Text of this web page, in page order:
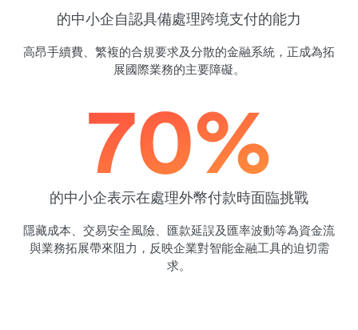
的中小企自認具備處理跨境支付的能力
高昂手續費、繁複的合規要求及分散的金融系統，正成為拓
展國際業務的主要障礙。
的中小企表示在處理外幣付款時面臨挑戰
隱藏成本、交易安全風險、匯款延誤及匯率波動等為資金流
與業務拓展帶來阻力，反映企業對智能金融工具的迫切需
求。